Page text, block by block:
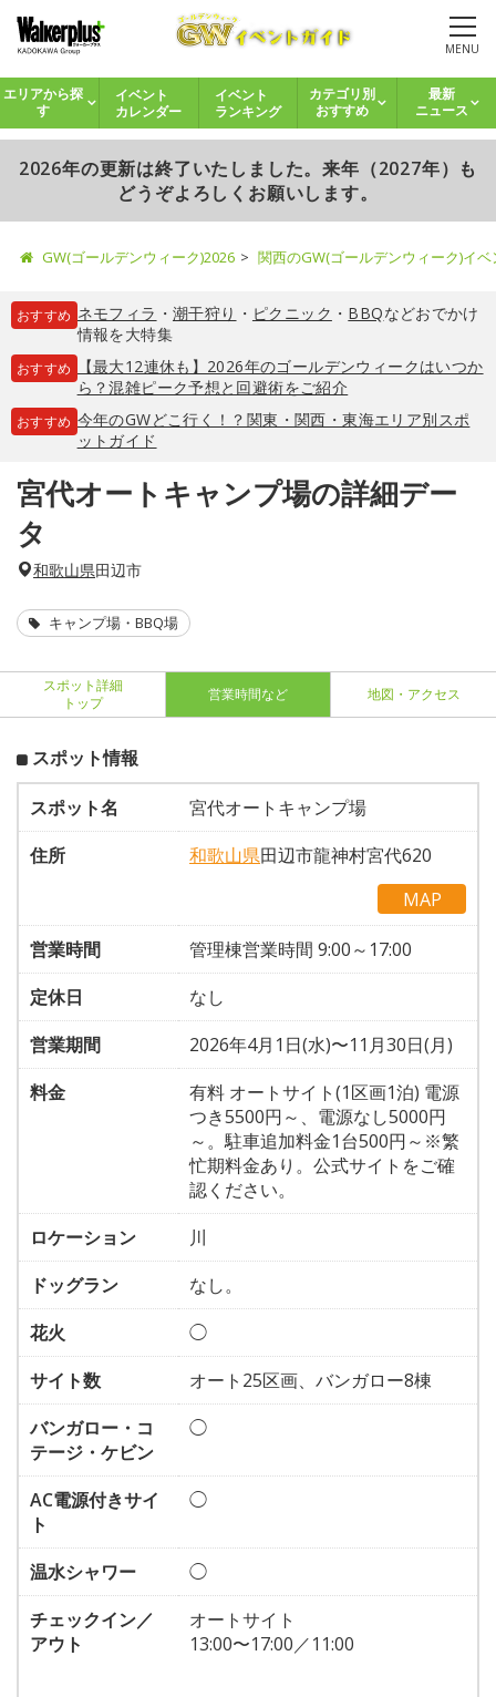
MENU
エリアから探
す
イベント
カレンダー
イベント
ランキング
カテゴリ別
おすすめ
最新
ニュース
2026年の更新は終了いたしました。来年（2027年）も
どうぞよろしくお願いします。
GW(ゴールデンウィーク)2026 関西のGW(ゴールデンウィーク)イ
おすすめ ネモフィラ ・ 潮干狩り ・ ピクニック ・ BBQなどおでかけ
情報を大特集
おすすめ
【最大12連休も】2026年のゴールデンウィークはいつか
ら？混雑ピーク予想と回避術をご紹介
おすすめ 今年のGWどこ行く！？関東・関西・東海エリア別スポ
ットガイド
宮代オートキャンプ場の詳細デー
タ
和歌山県田辺市
キャンプ場・BBQ場
スポット詳細
トップ
営業時間など 地図・アクセス
スポット情報
スポット名
宮代オートキャンプ場
住所
和歌山県田辺市龍神村宮代620
MAP
営業時間
管理棟営業時間 9:00～17:00
定休日
なし
営業期間
2026年4月1日(水)〜11月30日(月)
料金
有料 オートサイト(1区画1泊) 電源
つき5500円～、電源なし5000円
～。駐車追加料金1台500円～※繁
忙期料金あり。公式サイトをご確
認ください。
ロケーション
川
ドッグラン
なし。
花火
◯
サイト数
オート25区画、バンガロー8棟
バンガロー・コ
テージ・ケビン
◯
AC電源付きサイ
ト
◯
温水シャワー
◯
チェックイン／
アウト
オートサイト
13:00〜17:00／11:00